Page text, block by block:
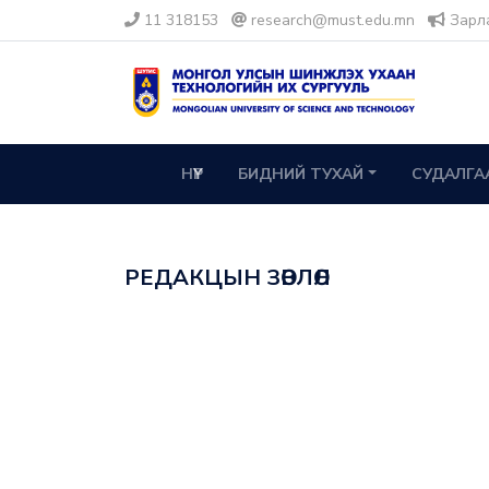
11 318153 research@must.edu.mn
НҮҮР БИДНИЙ ТУХАЙ
РЕДАКЦЫН ЗӨВЛӨЛ